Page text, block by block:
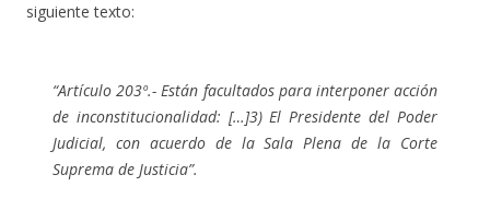
siguiente texto:
“Artículo 203º.- Están facultados para interponer acción
de inconstitucionalidad: […]3) El Presidente del Poder
Judicial, con acuerdo de la Sala Plena de la Corte
Suprema de Justicia”.